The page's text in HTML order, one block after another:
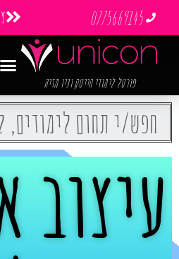
0775669145
פורטל לימודי הייטק וניו מדיה
עיצוב